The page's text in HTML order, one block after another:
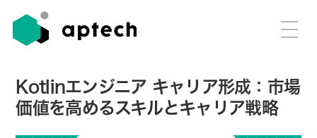
Kotlinエンジニア キャリア形成：市場
価値を高めるスキルとキャリア戦略